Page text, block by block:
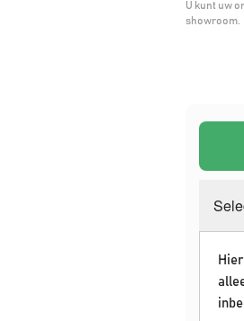
U kunt uw
showroom.